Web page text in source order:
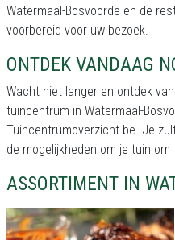
Watermaal-Bosvoorde en de
voorbereid voor uw bezoek.
ONTDEK VANDAAG
Wacht niet langer en ontdek
tuincentrum in Watermaal-
Tuincentrumoverzicht.be. Je
de mogelijkheden om je tuin
ASSORTIMENT IN